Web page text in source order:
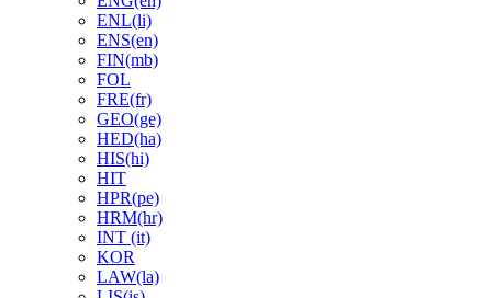
ENL(li)
ENS(en)
FIN(mb)
FOL
FRE(fr)
GEO(ge)
HED(ha)
HIS(hi)
HIT
HPR(pe)
HRM(hr)
INT (it)
KOR
LAW(la)